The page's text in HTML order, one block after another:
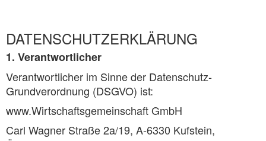
DATENSCHUTZERKLÄRUNG
1. Verantwortlicher
Verantwortlicher im Sinne der Datenschutz-
Grundverordnung (DSGVO) ist:
www.Wirtschaftsgemeinschaft GmbH
Carl Wagner Straße 2a/19, A-6330 Kufstein,